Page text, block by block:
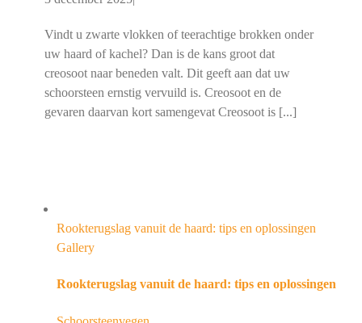
Vindt u zwarte vlokken of teerachtige brokken onder
uw haard of kachel? Dan is de kans groot dat
creosoot naar beneden valt. Dit geeft aan dat uw
schoorsteen ernstig vervuild is. Creosoot en de
gevaren daarvan kort samengevat Creosoot is [...]
Rookterugslag vanuit de haard: tips en oplossingen
Gallery
Rookterugslag vanuit de haard: tips en oplossingen